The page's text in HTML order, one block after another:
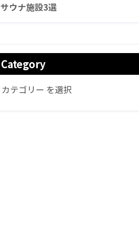
サウナ施設3選
Category